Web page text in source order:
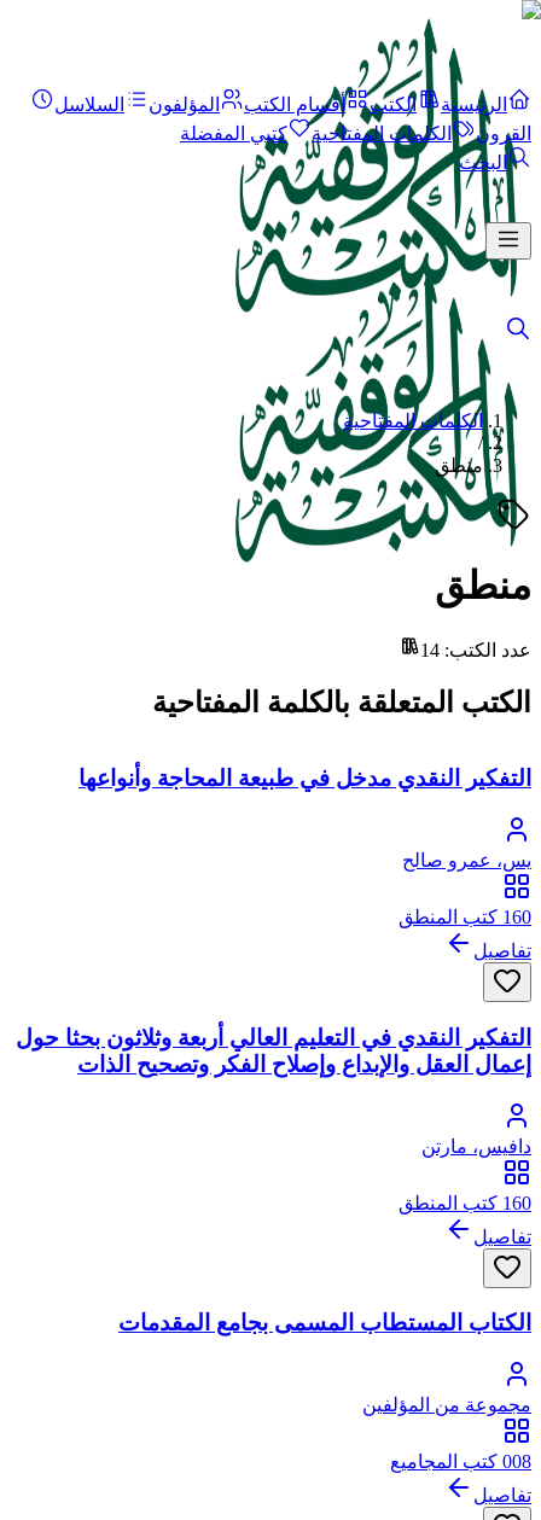
الرئيسية الكتب أقسام الكتب المؤلفون
السلاسل
القرون
الكلمات المفتاحية
كتبي المفضلة
البحث
الكلمات المفتاحية
/
منطق
منطق
عدد الكتب:
14
الكتب المتعلقة بالكلمة المفتاحية
التفكير النقدي مدخل في طبيعة المحاجة وأنواعها
يس، عمرو صالح
160 كتب المنطق
تفاصيل
التفكير النقدي في التعليم العالي أربعة وثلاثون بحثا حول
إعمال العقل والإبداع وإصلاح الفكر وتصحيح الذات
دافيس، مارتن
160 كتب المنطق
تفاصيل
الكتاب المستطاب المسمى بجامع المقدمات
مجموعة من المؤلفين
008 كتب المجاميع
تفاصيل